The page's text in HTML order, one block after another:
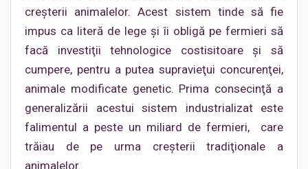
creşterii animalelor. Acest sistem tinde să fie
impus ca literă de lege şi îi obligă pe fermieri să
facă investiţii tehnologice costisitoare şi să
cumpere, pentru a putea supravieţui concurenţei,
animale modificate genetic. Prima consecinţă a
generalizării acestui sistem industrializat este
falimentul a peste un miliard de fermieri, care
trăiau de pe urma creşterii tradiţionale a
animalelor.